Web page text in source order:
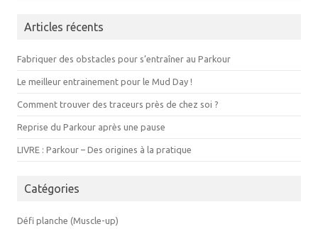
Articles récents
Fabriquer des obstacles pour s’entraîner au Parkour
Le meilleur entrainement pour le Mud Day !
Comment trouver des traceurs près de chez soi ?
Reprise du Parkour après une pause
LIVRE : Parkour – Des origines à la pratique
Catégories
Défi planche (Muscle-up)